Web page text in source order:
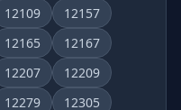
12109
12157
12165
12167
12207
12209
12279
12305